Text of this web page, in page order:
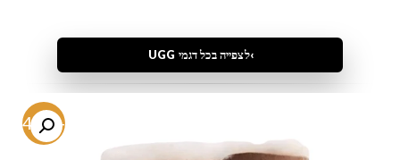
לצפייה בכל דגמי UGG
-54.2%